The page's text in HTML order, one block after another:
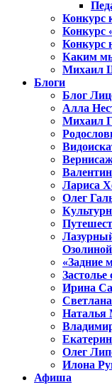
Конкурс
Конкурс
Конкурс
Каким
Михаил
Блоги
Блог
Алла
Михаил
Лариса
Олег
Озолиной
«Задние
Ирина
Наталья
Олег
Илона
Афиша